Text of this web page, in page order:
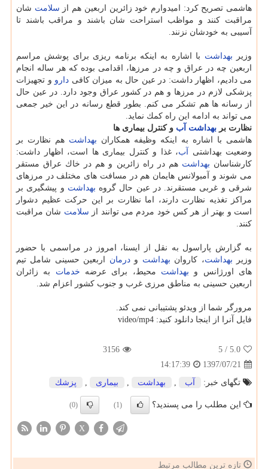
هاشمی تصریح كرد: امیدوارم خود زائرین اربعین هم از سلامت شان
مراقبت كنند و مواظب استراحت شان باشند و مراقب باشند تا
آسیبی به خودشان نزنند.
وزیر بهداشت با اشاره به اینكه برنامه ریزی برای پوشش مراسم
اربعین چه در عراق و چه در مرزها، اقدامی بوده كه هر ساله انجام
می دادیم، اظهار داشت: در عین حال به میزان كافی دارو و تجهیزات
پزشكی لازم در مرزها و هم در كشور عراق وجود دارد. در عین حال
از رسانه ها هم تشكر می كنم. بطور قطع رسانه در این خیر جمعی
می تواند به ادامه این راه كمك نماید.
نظارت بر بهداشت آب و كنترل بیماری ها
هاشمی با اشاره به اینكه وظیفه همكاران بهداشت هم نظارت بر
وضعیت بهداشتی آب، غذا و كنترل بیماری ها است، اظهار داشت:
كارشناسان بهداشت هم در راه زائرین و هم در خاك عراق مستقر
می شوند و آمبولانس هایمان هم در مسافت های مختلف در مرزهای
شرقی و غربی مستقرند. در عین حال گروه بهداشت و پیشگیری بر
مراكز تغذیه نظارت دارند، اما نظارت بر این حركت عظیم دشوار
است و بهتر از هر كس خود مردم می توانند از سلامت شان مراقبت
كنند.
به گزارش پاراسول به نقل از ایسنا، امروز در مراسمی با حضور
وزیر بهداشت، كاروان بهداشت ودرمان اربعین حسینی شامل تیم
های اورژانس و بهداشت محیط، برای عرضه خدمات به زائران
اربعین حسینی به مناطق مرزی غرب و جنوب كشور اعزام شد.
مرورگر شما از ویدئو پشتیبانی نمی كند.
فایل آنرا از اینجا دانلود كنید: video/mp4
5.0
/ 5
3156
1397/07/21
14:17:39
تگهای خبر:
آب , بهداشت , بیماری , پزشك
این مطلب را می پسندید؟ (1)
(0)
X
تازه ترین مطالب مرتبط